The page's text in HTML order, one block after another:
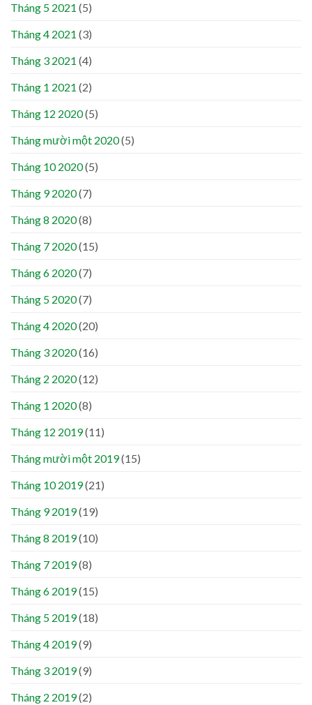
Tháng 5 2021 (5)
Tháng 4 2021 (3)
Tháng 3 2021 (4)
Tháng 1 2021 (2)
Tháng 12 2020(5)
Tháng mười một 2020(5)
Tháng 10 2020(5)
Tháng 9 2020(7)
Tháng 8 2020(8)
Tháng 7 2020(15)
Tháng 6 2020(7)
Tháng 5 2020(7)
Tháng 4 2020(20)
Tháng 3 2020(16)
Tháng 2 2020(12)
Tháng 1 2020(8)
Tháng 12 2019(11)
Tháng mười một 2019(15)
Tháng 10 2019(21)
Tháng 9 2019(19)
Tháng 8 2019(10)
Tháng 7 2019(8)
Tháng 6 2019(15)
Tháng 5 2019(18)
Tháng 4 2019(9)
Tháng 3 2019(9)
Tháng 2 2019(2)